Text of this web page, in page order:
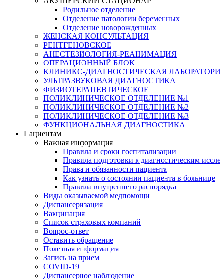
Родильное отделение
Отделение патологии беременных
Отделение новорожденных
ЖЕНСКАЯ КОНСУЛЬТАЦИЯ
РЕНТГЕНОВСКОЕ
АНЕСТЕЗИОЛОГИЯ-РЕАНИМАЦИЯ
ОПЕРАЦИОННЫЙ БЛОК
КЛИНИКО-ДИАГНОСТИЧЕСКАЯ
УЛЬТРАЗВУКОВАЯ ДИАГНОСТИКА
ФИЗИОТЕРАПЕВТИЧЕСКОЕ
ПОЛИКЛИНИЧЕСКОЕ ОТДЕЛЕНИЕ №1
ПОЛИКЛИНИЧЕСКОЕ ОТДЕЛЕНИЕ №2
ПОЛИКЛИНИЧЕСКОЕ ОТДЕЛЕНИЕ №3
ФУНКЦИОНАЛЬНАЯ ДИАГНОСТИКА
Пациентам
Важная информация
Правила и сроки госпитализации
Правила подготовки к диагностическим
Права и обязанности пациента
Как узнать о состоянии пациента в больнице
Правила внутреннего распорядка
Виды оказываемой медпомощи
Диспансеризация
Вакцинация
Список страховых компаний
Вопрос-ответ
Оставить обращение
Полезная информация
Запись на прием
COVID-19
Диспансерное наблюдение